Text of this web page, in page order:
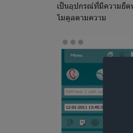
เป็นอุปกรณ์ที่มีความยืด
โมดูลตามความ